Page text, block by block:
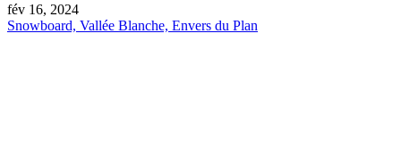
fév 16, 2024
Snowboard, Vallée Blanche, Envers du Plan